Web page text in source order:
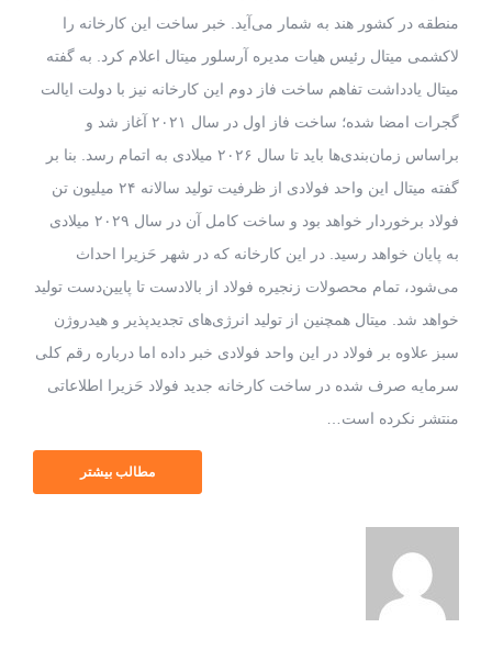
منطقه در کشور هند به شمار می‌آید. خبر ساخت این کارخانه را
لاکشمی میتال رئیس هیات مدیره آرسلور میتال اعلام کرد. به گفته
میتال یادداشت تفاهم ساخت فاز دوم این کارخانه نیز با دولت ایالت
گجرات امضا شده؛ ساخت فاز اول در سال ۲۰۲۱ آغاز شد و
براساس زمان‌بندی‌ها باید تا سال ۲۰۲۶ میلادی به اتمام رسد. بنا بر
گفته میتال این واحد فولادی از ظرفیت تولید سالانه ۲۴ میلیون تن
فولاد برخوردار خواهد بود و ساخت کامل آن در سال ۲۰۲۹ میلادی
به پایان خواهد رسید. در این کارخانه که در شهر حَزیرا احداث
می‌شود، تمام محصولات زنجیره فولاد از بالادست تا پایین‌دست تولید
خواهد شد. میتال همچنین از تولید انرژی‌های تجدیدپذیر و هیدروژن
سبز علاوه بر فولاد در این واحد فولادی خبر داده اما درباره رقم کلی
سرمایه‌ صرف شده در ساخت کارخانه جدید فولاد حَزیرا اطلاعاتی
منتشر نکرده است…
مطالب بیشتر